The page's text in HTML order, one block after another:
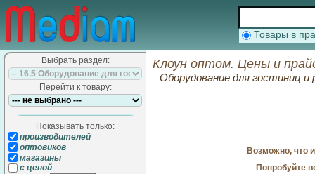
Товары в
Выбрать раздел:
Перейти к товару:
Показывать только:
производителей
оптовиков
магазины
с ценой
Клоун оптом. Цены и
Оборудование для гостиниц и
Возможно, что
Попробуйте